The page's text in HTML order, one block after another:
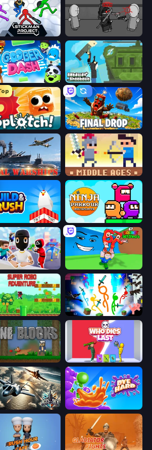
Project Madness Project Nexus
Dash Getaway Shootout
Final Drop
Warships Castle Wars: Middle Ages
and Crush Ninja Parkour Multiplayer
Robo - Adventure Stickman Epic
Blocks Who Dies Last?
Aces of the Sky: Epic Dogfights Dye Hard